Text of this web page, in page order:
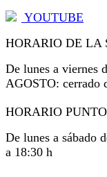
YOUTUBE
HORARIO DE LA
De lunes a viernes
AGOSTO: cerrado
HORARIO
De lunes a sábado
a 18:30 h